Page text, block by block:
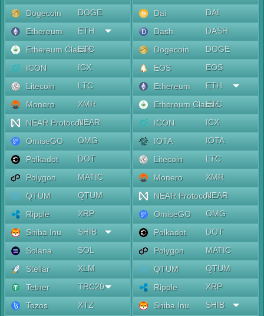
Dogecoin
DOGE
Ethereum
ETH
Ethereum Classic
ETC
ICON
ICX
Litecoin
LTC
Monero
XMR
NEAR ProtocolNEAR
OmiseGO
OMG
Polkadot
DOT
Polygon
MATIC
QTUM
QTUM
Ripple
XRP
Shiba Inu
SHIB
Solana
SOL
Stellar
XLM
Tether
TRC20
Tezos
XTZ
Dai
DAI
Dash
DASH
Dogecoin
DOGE
EOS
EOS
Ethereum
ETH
Ethereum Classic
ETC
ICON
ICX
IOTA
IOTA
Litecoin
LTC
Monero
XMR
NEAR ProtocolNEAR
OmiseGO
OMG
Polkadot
DOT
Polygon
MATIC
QTUM
QTUM
Ripple
XRP
Shiba Inu
SHIB